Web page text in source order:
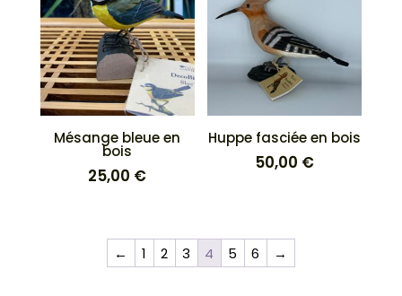
Mésange bleue en
bois
25,00 €
Huppe fasciée en bois
50,00 €
← 1 2 3 4 5 6 →